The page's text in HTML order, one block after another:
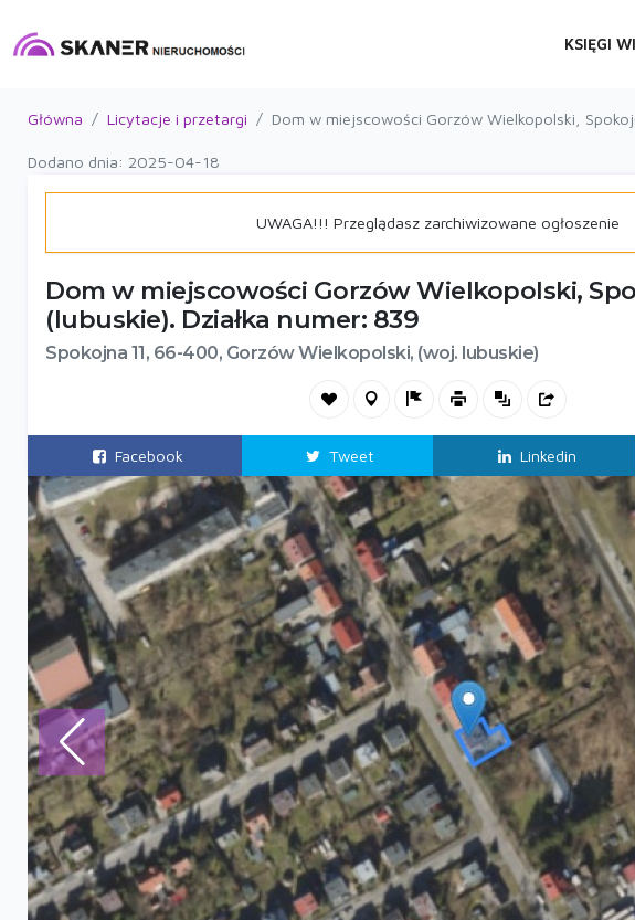
KSIĘGI
Główna Licytacje i przetargi Dom w miejscowości Gorzów Wielkopolski,
Dodano dnia: 2025-04-18
UWAGA!!! Przeglądasz zarchiwizowane ogłoszenie
Dom w miejscowości Gorzów Wielkopolski,
(lubuskie). Działka numer: 839
Spokojna 11, 66-400, Gorzów Wielkopolski, (woj. lubuskie)
Facebook Tweet Linkedin